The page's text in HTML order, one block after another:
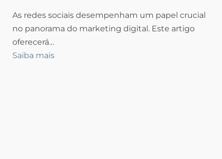
As redes sociais desempenham um papel crucial
no panorama do marketing digital. Este artigo
oferecerá…
Saiba mais